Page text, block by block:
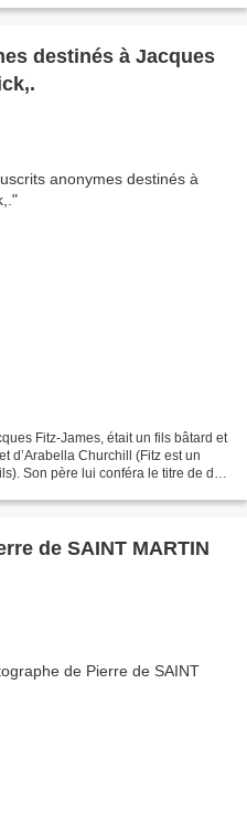
Fitz-James, était un fils bâtard et
d’Arabella Churchill (Fitz est un
Son père lui conféra le titre de duc
de SAINT MARTIN